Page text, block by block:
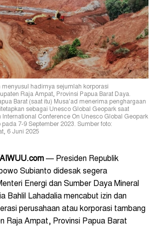
menyusul hadirnya sejumlah korporasi
Raja Ampat, Provinsi Papua Barat Daya.
Barat (saat itu) Musa'ad menerima penghargaan
sebagai Unesco Global Geopark saat
International Conference On Unesco Global Geopark
7-9 September 2023. Sumber foto:
6 Juni 2025
— Presiden Republik
Subianto didesak segera
Energi dan Sumber Daya Mineral
Bahlil Lahadalia mencabut izin dan
perusahaan atau korporasi tambang
Raja Ampat, Provinsi Papua Barat